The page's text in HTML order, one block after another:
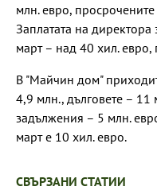
млн. евро,
Заплатата на директора
март – над 40 хил.
В "Майчин дом"
4,9 млн., дълговете – 11
задължения – 5 млн.
март е 10 хил. евро.
СВЪРЗАНИ СТАТИИ